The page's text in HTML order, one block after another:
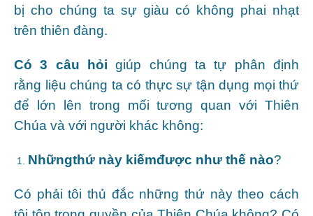
bị cho chúng ta sự giàu có không phai nhạt
trên thiên đàng.
Có 3 câu hỏi giúp chúng ta tự phân định
rằng liệu chúng ta có thực sự tận dụng mọi thứ
để lớn lên trong mối tương quan với Thiên
Chúa và với người khác không:
Nhữngthứ này kiếmđược như thế nào?
Có phải tôi thủ đắc những thứ này theo cách